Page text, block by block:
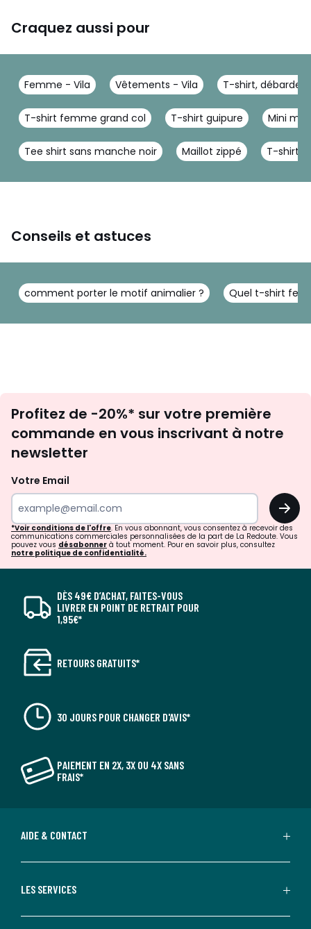
Craquez aussi pour
Femme - Vila Vêtements - Vila T-shirt,
T-shirt femme grand col T-shirt guipure Mini
Tee shirt sans manche noir Maillot zippé T-shirt
Conseils et astuces
comment porter le motif animalier ? Quel t-shirt
newsletter
Profitez de -20%* sur votre première
commande en vous inscrivant à notre
newsletter
Votre Email
OK
*Voir conditions de l'offre. En vous abonnant, vous consentez à recevoir des
communications commerciales personnalisées de la part de La Redoute. Vous
pouvez vous désabonner à tout moment. Pour en savoir plus, consultez
notre politique de confidentialité.
DÈS 49€ D’ACHAT, FAITES-VOUS
LIVRER EN POINT DE RETRAIT POUR
1,95€*
RETOURS GRATUITS*
30 JOURS POUR CHANGER D'AVIS*
PAIEMENT EN 2X, 3X OU 4X SANS
FRAIS*
AIDE & CONTACT
LES SERVICES